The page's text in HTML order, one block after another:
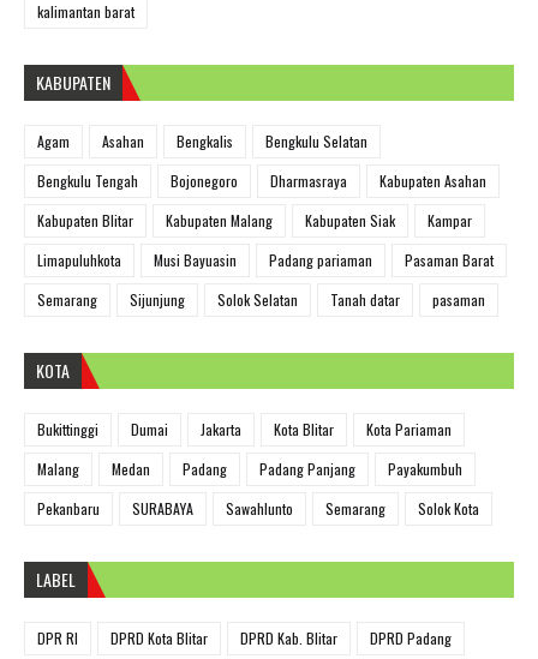
kalimantan barat
KABUPATEN
Agam Asahan Bengkalis
Bengkulu Selatan
Bengkulu Tengah
Bojonegoro Dharmasraya
Kabupaten Asahan
Kabupaten Blitar
Kabupaten Malang Kabupaten Siak
Kampar
Limapuluhkota
Musi Bayuasin Padang pariaman
Pasaman Barat
Semarang
Sijunjung Solok Selatan Tanah datar pasaman
KOTA
Bukittinggi Dumai Jakarta Kota Blitar
Kota Pariaman
Malang
Medan Padang Padang Panjang
Payakumbuh
Pekanbaru
SURABAYA Sawahlunto Semarang Solok Kota
LABEL
DPR RI DPRD Kota Blitar DPRD Kab. Blitar DPRD Padang